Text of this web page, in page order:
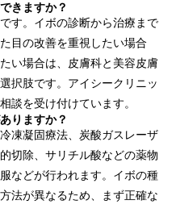
きますか？
す。イボの診断から治療まで
目の改善を重視したい場合
い場合は、皮膚科と美容皮膚
択肢です。アイシークリニッ
談を受け付けています。
りますか？
凍凝固療法、炭酸ガスレーザ
切除、サリチル酸などの薬物
などが行われます。イボの種
法が異なるため、まず正確な